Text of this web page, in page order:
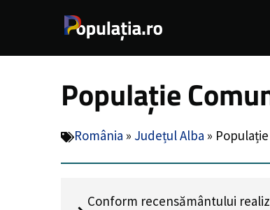
Populație
România » Județul Alba »
Conform recensământului